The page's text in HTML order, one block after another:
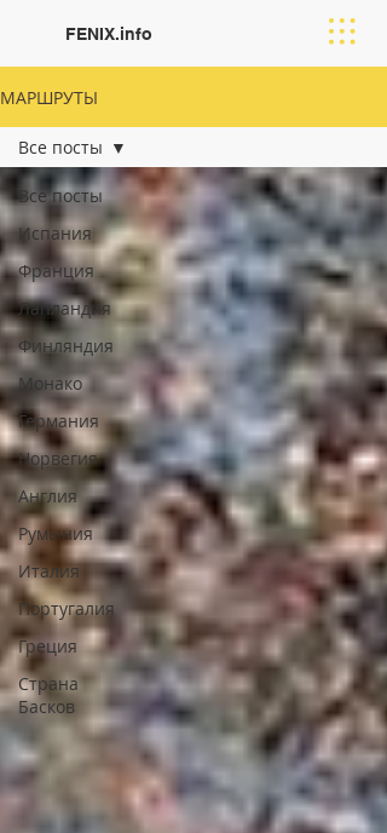
FENIX.info
МАРШРУТЫ
Все посты
Испания
Франция
Лапландия
Финляндия
Moнако
Германия
Норвегия
Англия
Румыния
Италия
Португалия
Греция
Страна
Басков
Все посты